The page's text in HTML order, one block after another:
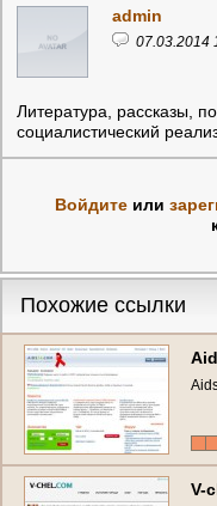
admin
07.03.2014
Литература, рассказы,
социалистический
Войдитеили
Похожие ссылки
V-